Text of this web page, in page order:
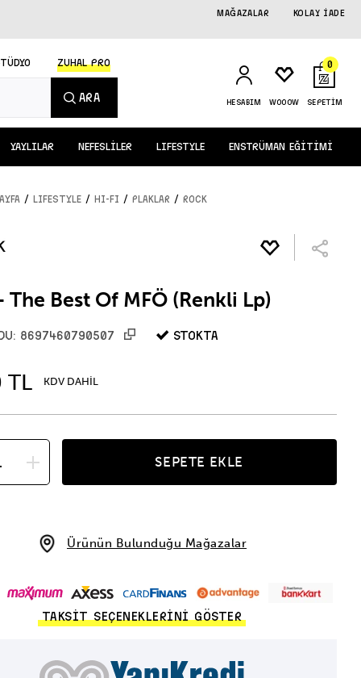
KOLAY İADE
MAĞAZALAR
ZUHAL PRO
ARA HESABIM WOOOW
0
SEPETİM
YAYLILAR NEFESLİLER LIFESTYLE ENSTRÜMAN EĞİTİMİ
/ LIFESTYLE / HI-FI / PLAKLAR / ROCK
The Best Of MFÖ (Renkli Lp)
8697460790507 STOKTA
TL KDV DAHİL
SEPETE EKLE
Ürünün Bulunduğu Mağazalar
TAKSİT SEÇENEKLERİNİ GÖSTER